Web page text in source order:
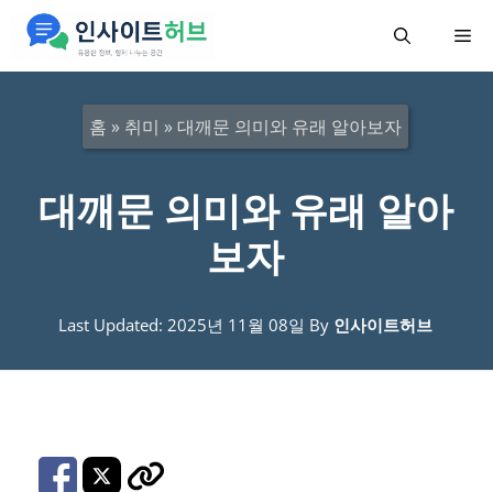
메
홈 » 취미 » 대깨문 의미와 유래 알아보자
대깨문 의미와 유래 알아
보자
Last Updated: 2025년 11월 08일 By 인사이트허브